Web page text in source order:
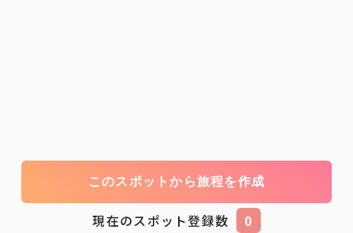
このスポットから旅程を作成
現在のスポット登録数 0